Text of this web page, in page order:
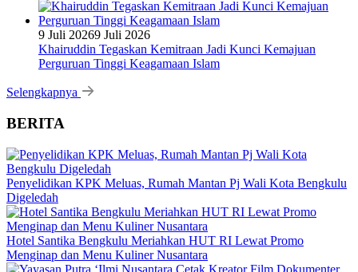
9 Juli 20269 Juli 2026
Khairuddin Tegaskan Kemitraan Jadi Kunci Kemajuan
Perguruan Tinggi Keagamaan Islam
Selengkapnya
BERITA
Penyelidikan KPK Meluas, Rumah Mantan Pj Wali Kota Bengkulu
Digeledah
Hotel Santika Bengkulu Meriahkan HUT RI Lewat Promo
Menginap dan Menu Kuliner Nusantara